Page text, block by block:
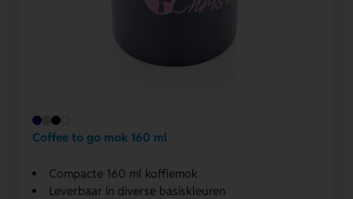
Coffee to go mok 160 ml
Compacte 160 ml koffiemok
Leverbaar in diverse basiskleuren